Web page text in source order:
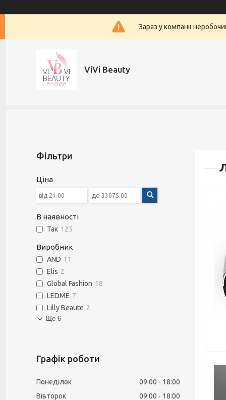
Зараз у компанії
ViVi Beauty
Фільтри
Ціна
В наявності
Так 125
Виробник
AND 11
Elis 2
Global Fashion 18
LEDME 7
Lilly Beaute 2
Ще 6
Графік роботи
Понеділок 09:00
18:00
Вівторок
09:00
18:00